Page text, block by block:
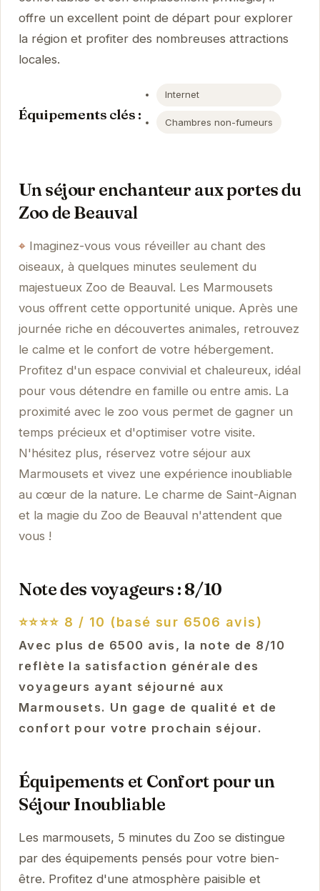
offre un excellent point de départ pour explorer
la région et profiter des nombreuses attractions
locales.
Équipements clés :
Internet
Chambres non-fumeurs
Un séjour enchanteur aux portes du
Zoo de Beauval
Imaginez-vous vous réveiller au chant des
oiseaux, à quelques minutes seulement du
majestueux Zoo de Beauval. Les Marmousets
vous offrent cette opportunité unique. Après une
journée riche en découvertes animales, retrouvez
le calme et le confort de votre hébergement.
Profitez d'un espace convivial et chaleureux, idéal
pour vous détendre en famille ou entre amis. La
proximité avec le zoo vous permet de gagner un
temps précieux et d'optimiser votre visite.
N'hésitez plus, réservez votre séjour aux
Marmousets et vivez une expérience inoubliable
au cœur de la nature. Le charme de Saint-Aignan
et la magie du Zoo de Beauval n'attendent que
vous !
Note des voyageurs : 8/10
⭐⭐⭐⭐ 8 / 10 (basé sur 6506 avis)
Avec plus de 6500 avis, la note de 8/10
reflète la satisfaction générale des
voyageurs ayant séjourné aux
Marmousets. Un gage de qualité et de
confort pour votre prochain séjour.
Équipements et Confort pour un
Séjour Inoubliable
Les marmousets, 5 minutes du Zoo se distingue
par des équipements pensés pour votre bien-
être. Profitez d'une atmosphère paisible et